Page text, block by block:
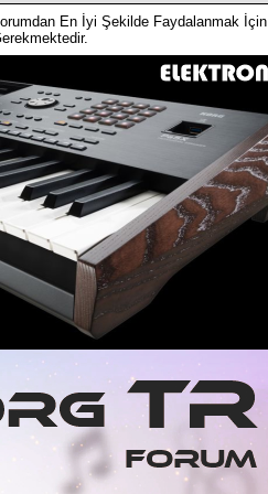
En İyi Şekilde Faydalanmak İçin